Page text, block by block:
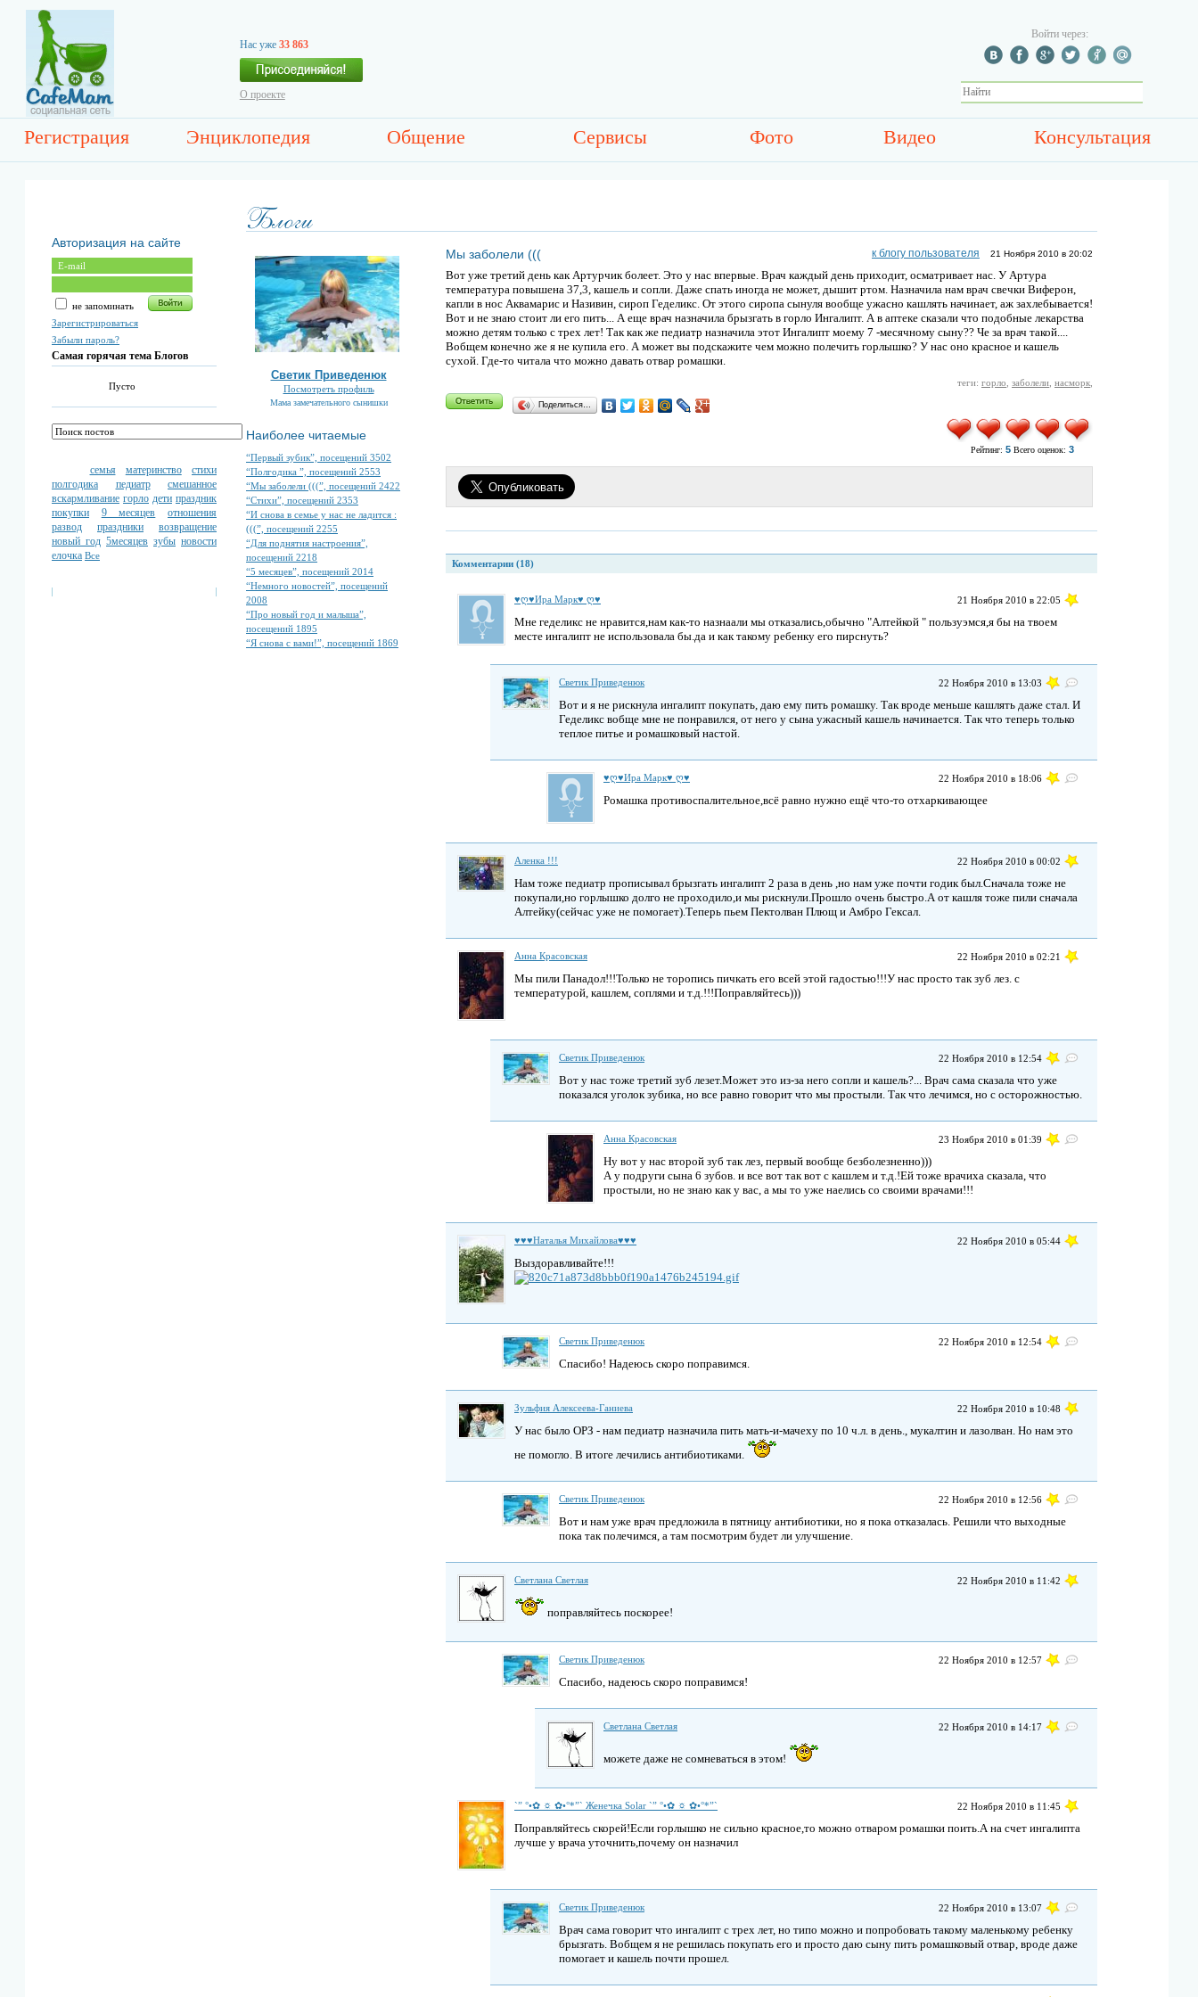
Нас уже 33 863
О проекте
Войти через:
Регистрация Энциклопедия Общение Сервисы Фото Видео Консультация
Авторизация на сайте
не запоминать
Зарегистрироваться
Забыли пароль?
Самая горячая тема Блогов
Пусто
семья материнство
стихи
полгодика
педиатр
смешанное
вскармливание горло дети праздник
покупки
9 месяцев
отношения
развод
праздники
возвращение
новый год 5месяцев зубы новости
елочка Все
Светик Приведенюк
Посмотреть профиль
Мама замечательного сынишки
Наиболее читаемые
“Первый зубик”, посещений 3502
“Полгодика ”, посещений 2553
“Мы заболели (((”, посещений 2422
“Стихи”, посещений 2353
“И снова в семье у нас не ладится :
(((”, посещений 2255
“Для поднятия настроения”,
посещений 2218
“5 месяцев”, посещений 2014
“Немного новостей”, посещений
2008
“Про новый год и малыша”,
посещений 1895
“Я снова с вами!”, посещений 1869
Мы заболели ((( к блогу пользователя 21 Ноября 2010 в 20:02
Вот уже третий день как Артурчик болеет. Это у нас впервые. Врач каждый день приходит, осматривает нас. У Артура
температура повышена 37,3, кашель и сопли. Даже спать иногда не может, дышит ртом. Назначила нам врач свечки Виферон,
капли в нос Аквамарис и Називин, сироп Геделикс. От этого сиропа сынуля вообще ужасно кашлять начинает, аж захлебывается!
Вот и не знаю стоит ли его пить... А еще врач назначила брызгать в горло Ингалипт. А в аптеке сказали что подобные лекарства
можно детям только с трех лет! Так как же педиатр назначила этот Ингалипт моему 7 -месячному сыну?? Че за врач такой....
Вобщем конечно же я не купила его. А может вы подскажите чем можно полечить горлышко? У нас оно красное и кашель
сухой. Где-то читала что можно давать отвар ромашки.
теги: горло заболели насморк
Поделиться…
Рейтинг: 5Всего оценок: 3
Комментарии (18)
♥ღ♥Ира Марк♥ ღ♥ 21 Ноября 2010 в 22:05
Мне геделикс не нравится,нам как-то назнаали мы отказались,обычно "Алтейкой " пользуэмся,я бы на твоем
месте ингалипт не использовала бы.да и как такому ребенку его пирснуть?
Светик Приведенюк 22 Ноября 2010 в 13:03
Вот и я не рискнула ингалипт покупать, даю ему пить ромашку. Так вроде меньше кашлять даже стал. И
Геделикс вобще мне не понравился, от него у сына ужасный кашель начинается. Так что теперь только
теплое питье и ромашковый настой.
♥ღ♥Ира Марк♥ ღ♥ 22 Ноября 2010 в 18:06
Ромашка противоспалительное,всё равно нужно ещё что-то отхаркивающее
Аленка !!! 22 Ноября 2010 в 00:02
Нам тоже педиатр прописывал брызгать ингалипт 2 раза в день ,но нам уже почти годик был.Сначала тоже не
покупали,но горлышко долго не проходило,и мы рискнули.Прошло очень быстро.А от кашля тоже пили сначала
Алтейку(сейчас уже не помогает).Теперь пьем Пектолван Плющ и Амбро Гексал.
Анна Красовская 22 Ноября 2010 в 02:21
Мы пили Панадол!!!Только не торопись пичкать его всей этой гадостью!!!У нас просто так зуб лез. с
температурой, кашлем, соплями и т.д.!!!Поправляйтесь)))
Светик Приведенюк 22 Ноября 2010 в 12:54
Вот у нас тоже третий зуб лезет.Может это из-за него сопли и кашель?... Врач сама сказала что уже
показался уголок зубика, но все равно говорит что мы простыли. Так что лечимся, но с осторожностью.
Анна Красовская 23 Ноября 2010 в 01:39
Ну вот у нас второй зуб так лез, первый вообще безболезненно)))
А у подруги сына 6 зубов. и все вот так вот с кашлем и т.д.!Ей тоже врачиха сказала, что
простыли, но не знаю как у вас, а мы то уже наелись со своими врачами!!!
♥♥♥Наталья Михайлова♥♥♥ 22 Ноября 2010 в 05:44
Выздоравливайте!!!
Светик Приведенюк 22 Ноября 2010 в 12:54
Спасибо! Надеюсь скоро поправимся.
Зульфия Алексеева-Ганиева 22 Ноября 2010 в 10:48
У нас было ОРЗ - нам педиатр назначила пить мать-и-мачеху по 10 ч.л. в день., мукалтин и лазолван. Но нам это
не помогло. В итоге лечились антибиотиками.
Светик Приведенюк 22 Ноября 2010 в 12:56
Вот и нам уже врач предложила в пятницу антибиотики, но я пока отказалась. Решили что выходные
пока так полечимся, а там посмотрим будет ли улучшение.
Светлана Светлая 22 Ноября 2010 в 11:42
поправляйтесь поскорее!
Светик Приведенюк 22 Ноября 2010 в 12:57
Спасибо, надеюсь скоро поправимся!
Светлана Светлая 22 Ноября 2010 в 14:17
можете даже не сомневаться в этом!
`” °•✿ ☼ ✿•°*”` Женечка Solar `” °•✿ ☼ ✿•°*”` 22 Ноября 2010 в 11:45
Поправляйтесь скорей!Если горлышко не сильно красное,то можно отваром ромашки поить.А на счет ингалипта
лучше у врача уточнить,почему он назначил
Светик Приведенюк 22 Ноября 2010 в 13:07
Врач сама говорит что ингалипт с трех лет, но типо можно и попробовать такому маленькому ребенку
брызгать. Вобщем я не решилась покупать его и просто даю сыну пить ромашковый отвар, вроде даже
помогает и кашель почти прошел.